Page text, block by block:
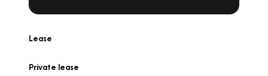
Lease
Private lease